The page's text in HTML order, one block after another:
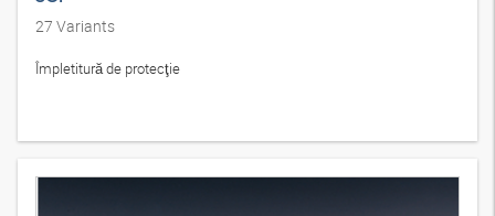
27 Variants
Împletitură de protecţie